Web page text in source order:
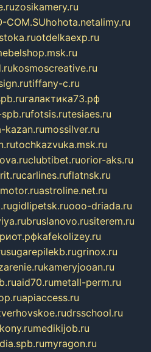
zosikamery.ru
COM.SUhohota.netalimy.ru
otdelkaexp.ru
kosmoscreative.ru
tiffany-c.ru
галактика73.рф
fotsis.rutesiaes.ru
kazan.rumossilver.ru
tochkazvuka.msk.ru
clubtibet.ruorior-aks.ru
carlines.ruflatnsk.ru
astroline.net.ru
gidlipetsk.ruooo-driada.ru
bruslanovo.rusiterem.ru
kafekolizey.ru
sugarepilekb.rugrinox.ru
kameryjooan.ru
aid70.rumetall-perm.ru
apiaccess.ru
drsschool.ru
medikijob.ru
myragon.ru